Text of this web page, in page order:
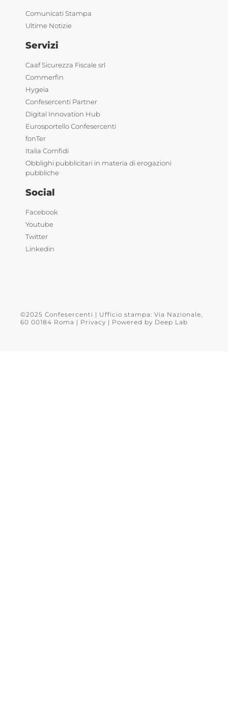
Comunicati Stampa
Ultime Notizie
Servizi
Caaf Sicurezza Fiscale srl
Commerfin
Hygeia
Confesercenti Partner
Digital Innovation Hub
Eurosportello Confesercenti
fonTer
Italia Comfidi
Obblighi pubblicitari in materia di erogazioni
pubbliche
Social
Facebook
Youtube
Twitter
Linkedin
©2025 Confesercenti | Ufficio stampa: Via Nazionale,
60 00184 Roma | Privacy | Powered by Deep Lab